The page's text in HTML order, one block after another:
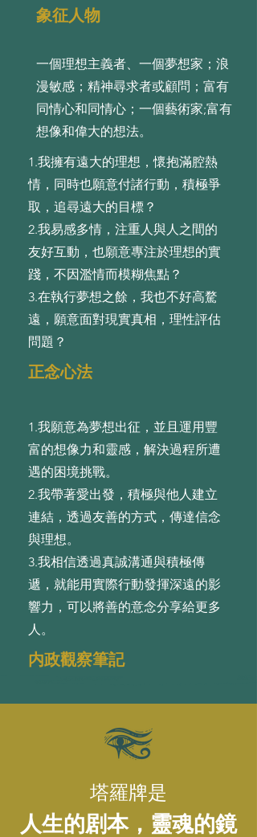
象征人物
一個理想主義者、一個夢想家；浪
漫敏感；精神尋求者或顧問；富有
同情心和同情心；一個藝術家;富有
想像和偉大的想法。
1.我擁有遠⼤的理想，懷抱滿腔熱
情，同時也願意付諸⾏動，積極爭
取，追尋遠⼤的⽬標？
2.我易感多情，注重⼈與⼈之間的
友好互動，也願意專注於理想的實
踐，不因濫情⽽模糊焦點？
3.在執⾏夢想之餘，我也不好⾼騖
遠，願意⾯對現實真相，理性評估
問題？
正念心法
1.我願意為夢想出征，並且運⽤豐
富的想像⼒和靈感，解決過程所遭
遇的困境挑戰。
2.我帶著愛出發，積極與他⼈建⽴
連結，透過友善的⽅式，傳達信念
與理想。
3.我相信透過真誠溝通與積極傳
遞，就能⽤實際⾏動發揮深遠的影
響⼒，可以將善的意念分享給更多
⼈。
内政觀察筆記
塔羅牌是
人生的剧本，靈魂的鏡